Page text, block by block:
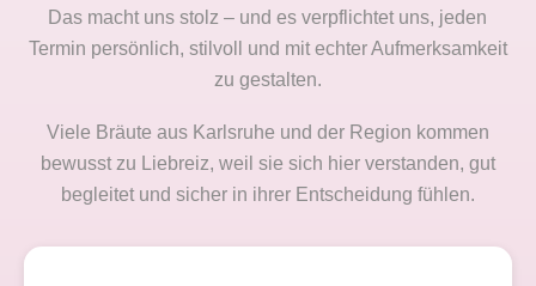
Das macht uns stolz – und es verpflichtet uns, jeden
Termin persönlich, stilvoll und mit echter Aufmerksamkeit
zu gestalten.
Viele Bräute aus Karlsruhe und der Region kommen
bewusst zu Liebreiz, weil sie sich hier verstanden, gut
begleitet und sicher in ihrer Entscheidung fühlen.